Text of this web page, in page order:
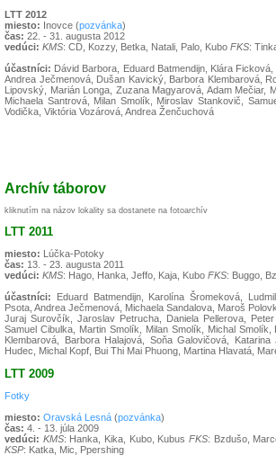
LTT 2012
miesto: Inovce (pozvánka)
čas: 22. - 31. augusta 2012
vedúci: KMS: CD, Kozzy, Betka, Natali, Palo, Kubo FKS:
účastníci: Dávid Barbora, Eduard Batmendijn, Klára
Andrea Ječmenová, Dušan Kavický, Barbora Klembarová,
Lipovský, Marián Longa, Zuzana Magyarová, Adam
Michaela Santrová, Milan Smolík, Miroslav Stankovič,
Vodička, Viktória Vozárová, Andrea Ženčuchová
Archív táborov
kliknutím na názov lokality sa dostanete na fotoarchív
LTT 2011
miesto: Lúčka-Potoky
čas: 13. - 23. augusta 2011
vedúci: KMS: Hago, Hanka, Jeffo, Kaja, Kubo FKS: Buggo,
účastníci: Eduard Batmendijn, Karolína Šromeková,
Psota, Andrea Ječmenová, Michaela Sandalova, Maroš
Juraj Surovčík, Jaroslav Petrucha, Daniela Pellerova,
Samuel Cibulka, Martin Smolík, Milan Smolík, Michal
Klembarová, Barbora Halajová, Soňa Galovičová,
Hudec, Michal Kopf, Bui Thi Mai Phuong, Martina Hlavatá,
LTT 2009
Fotky
miesto: Oravská Lesná (pozvánka)
čas: 4. - 13. júla 2009
vedúci: KMS: Hanka, Kika, Kubo, KubusFKS: Bzdušo,
KSP: Katka, Mic, Ppershing